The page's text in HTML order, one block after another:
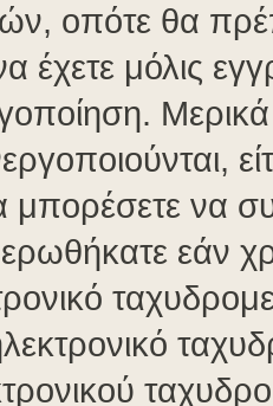
οπότε θα
έχετε μόλις
μπορέσετε να
εάν